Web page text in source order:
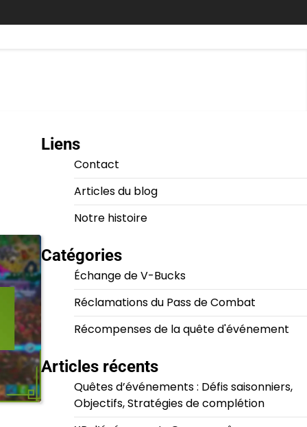
Liens
Contact
Articles du blog
Notre histoire
Catégories
Échange de V-Bucks
Réclamations du Pass de Combat
Récompenses de la quête d'événement
Articles récents
Quêtes d’événements : Défis saisonniers,
Objectifs, Stratégies de complétion